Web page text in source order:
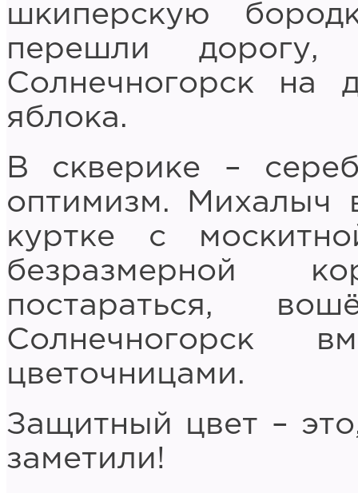
шкиперскую
перешли дорогу,
Солнечногорск на
яблока.
В скверике –
оптимизм. Михалыч
куртке с
безразмерной
постараться,
Солнечногорск
цветочницами.
Защитный цвет –
заметили!